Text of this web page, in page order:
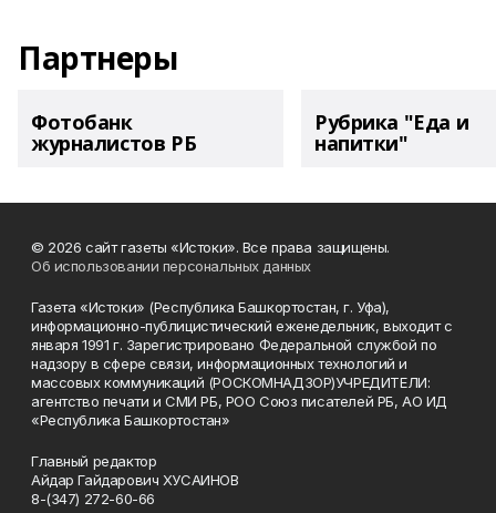
Партнеры
Фотобанк
журналистов РБ
Рубрика "Еда и
напитки"
© 2026 сайт газеты «Истоки». Все права защищены.
Об использовании персональных данных
Газета «Истоки» (Республика Башкортостан, г. Уфа),
информационно-публицистический еженедельник, выходит с
января 1991 г. Зарегистрировано Федеральной службой по
надзору в сфере связи, информационных технологий и
массовых коммуникаций (РОСКОМНАДЗОР)УЧРЕДИТЕЛИ:
агентство печати и СМИ РБ, РОО Союз писателей РБ, АО ИД
«Республика Башкортостан»
Главный редактор
Айдар Гайдарович ХУСАИНОВ
8-(347) 272-60-66